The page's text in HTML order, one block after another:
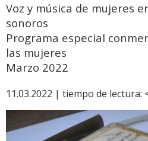
Voz y música de mujeres
sonoros
Programa especial
las mujeres
Marzo 2022
11.03.2022 | tiempo de lectura: